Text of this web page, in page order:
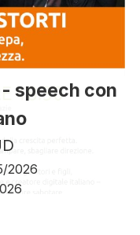
speech con
2026